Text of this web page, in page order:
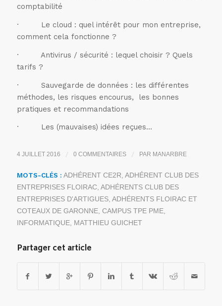
comptabilité
· Le cloud : quel intérêt pour mon entreprise,
comment cela fonctionne ?
· Antivirus / sécurité : lequel choisir ? Quels
tarifs ?
· Sauvegarde de données : les différentes
méthodes, les risques encourus, les bonnes
pratiques et recommandations
· Les (mauvaises) idées reçues…
4 JUILLET 2016 / 0 COMMENTAIRES / PAR MANARBRE
MOTS-CLÉS : ADHÉRENT CE2R, ADHÉRENT CLUB DES
ENTREPRISES FLOIRAC, ADHÉRENTS CLUB DES
ENTREPRISES D'ARTIGUES, ADHÉRENTS FLOIRAC ET
COTEAUX DE GARONNE, CAMPUS TPE PME,
INFORMATIQUE, MATTHIEU GUICHET
Partager cet article